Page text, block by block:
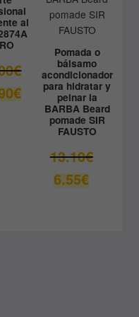
al
€El
precio
original
36.00€.
€El
precio
19.90€.
Pomada o
bálsamo
acondicionador
para hidratar y
peinar la
BARBA Beard
pomade SIR
FAUSTO
13.10€El
6.55€El
precio